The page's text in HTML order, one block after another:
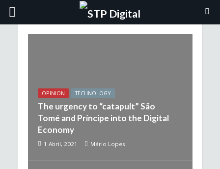
OPINION TECHNOLOGY
The urgency to “catapult” São
Tomé and Príncipe into the Digital
Economy
1 Abril, 2021 Mário Lopes